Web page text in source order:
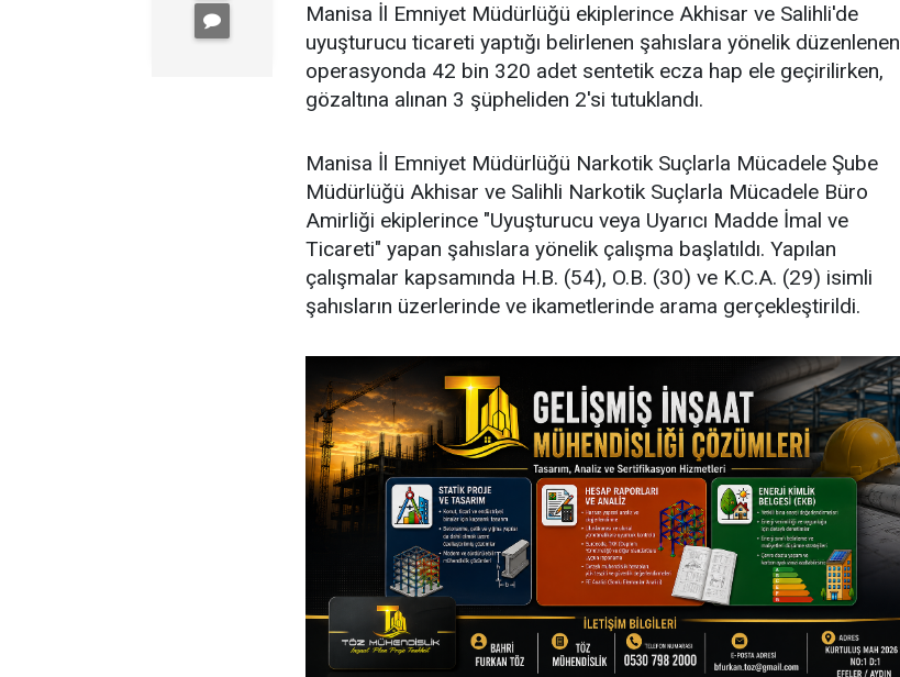
Manisa İl Emniyet Müdürlüğü ekiplerince Akhisar ve Salihli'de
uyuşturucu ticareti yaptığı belirlenen şahıslara yönelik düzenlenen
operasyonda 42 bin 320 adet sentetik ecza hap ele geçirilirken,
gözaltına alınan 3 şüpheliden 2'si tutuklandı.
Manisa İl Emniyet Müdürlüğü Narkotik Suçlarla Mücadele Şube
Müdürlüğü Akhisar ve Salihli Narkotik Suçlarla Mücadele Büro
Amirliği ekiplerince "Uyuşturucu veya Uyarıcı Madde İmal ve
Ticareti" yapan şahıslara yönelik çalışma başlatıldı. Yapılan
çalışmalar kapsamında H.B. (54), O.B. (30) ve K.C.A. (29) isimli
şahısların üzerlerinde ve ikametlerinde arama gerçekleştirildi.